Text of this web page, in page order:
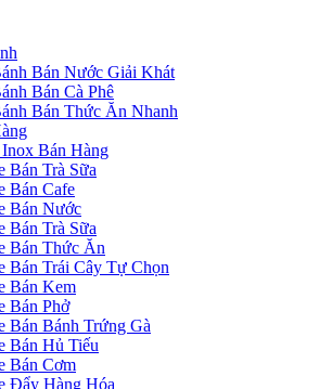
Bán Nước Giải Khát
Bán Cà Phê
Bán Thức Ăn Nhanh
Bán Hàng
Bán Trà Sữa
Bán Cafe
Bán Nước
Bán Trà Sữa
Bán Thức Ăn
Bán Trái Cây Tự Chọn
Bán Kem
Bán Phở
Bán Bánh Trứng Gà
Bán Hủ Tiếu
Bán Cơm
Đẩy Hàng Hóa